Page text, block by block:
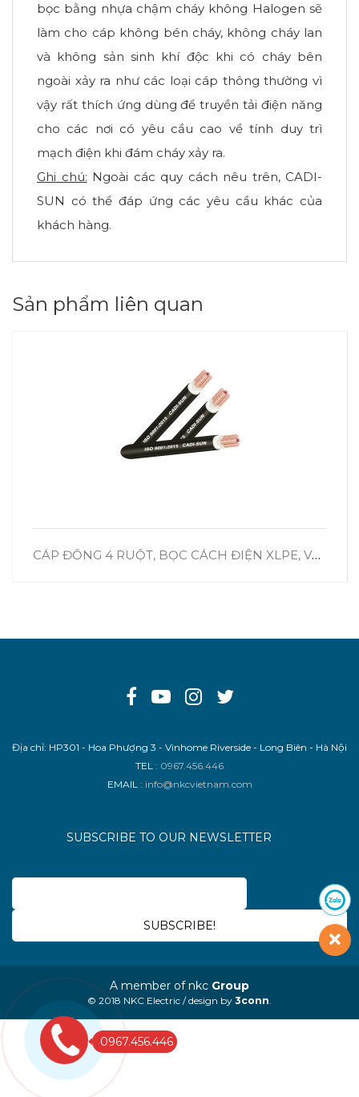
bọc bằng nhựa chậm cháy không Halogen sẽ
làm cho cáp không bén cháy, không cháy lan
và không sản sinh khí độc khi có cháy bên
ngoài xảy ra như các loại cáp thông thường vì
vậy rất thích ứng dùng để truyền tải điện năng
cho các nơi có yêu cầu cao về tính duy trì
mạch điện khi đám cháy xảy ra.
Ghi chú: Ngoài các quy cách nêu trên, CADI-
SUN có thể đáp ứng các yêu cầu khác của
khách hàng.
Sản phẩm liên quan
CÁP ĐỒNG 4 RUỘT, BỌC CÁCH ĐIỆN XLPE, VỎ BỌC PVC – CXV 3X+1X
Địa chỉ: HP301 - Hoa Phượng 3 - Vinhome Riverside - Long Biên - Hà Nội
TEL : 0967.456.446
EMAIL : info@nkcvietnam.com
SUBSCRIBE TO OUR NEWSLETTER
A member of nkc Group
© 2018 NKC Electric / design by 3conn.
0967.456.446